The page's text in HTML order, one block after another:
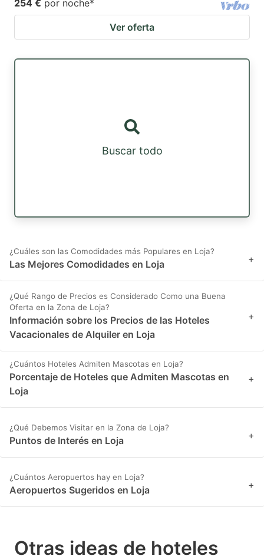
254 € por noche*
Ver oferta
Buscar todo
¿Cuáles son las Comodidades más Populares en Loja?
Las Mejores Comodidades en Loja +
¿Qué Rango de Precios es Considerado Como una Buena
Oferta en la Zona de Loja?
Información sobre los Precios de las Hoteles
Vacacionales de Alquiler en Loja
+
¿Cuántos Hoteles Admiten Mascotas en Loja?
Porcentaje de Hoteles que Admiten Mascotas en
Loja
+
¿Qué Debemos Visitar en la Zona de Loja?
Puntos de Interés en Loja +
¿Cuántos Aeropuertos hay en Loja?
Aeropuertos Sugeridos en Loja +
Otras ideas de hoteles